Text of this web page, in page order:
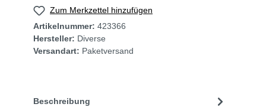
Zum Merkzettel hinzufügen
Artikelnummer: 423366
Hersteller: Diverse
Versandart: Paketversand
Beschreibung